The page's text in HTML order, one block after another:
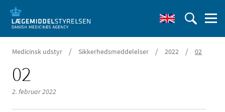
Medicinsk udstyr / Sikkerhedsmeddelelser / 2022 / 02
02
2. februar 2022